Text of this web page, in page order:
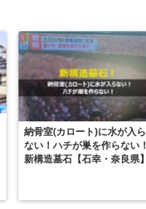
納骨室(カロート)に水が入ら
ない！ハチが巣を作らない！
新構造墓石【石幸・奈良県】